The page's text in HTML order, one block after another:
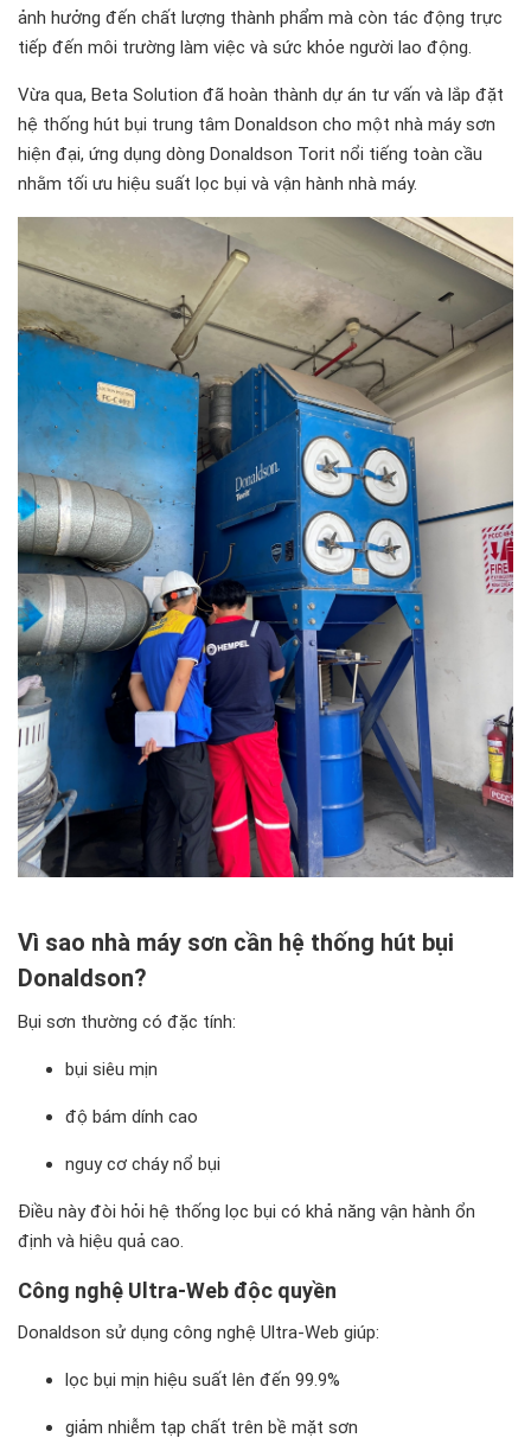
ảnh hưởng đến chất lượng thành phẩm mà còn tác động trực
tiếp đến môi trường làm việc và sức khỏe người lao động.
Vừa qua, Beta Solution đã hoàn thành dự án tư vấn và lắp đặt
hệ thống hút bụi trung tâm Donaldson cho một nhà máy sơn
hiện đại, ứng dụng dòng Donaldson Torit nổi tiếng toàn cầu
nhằm tối ưu hiệu suất lọc bụi và vận hành nhà máy.
Vì sao nhà máy sơn cần hệ thống hút bụi
Donaldson?
Bụi sơn thường có đặc tính:
bụi siêu mịn
độ bám dính cao
nguy cơ cháy nổ bụi
Điều này đòi hỏi hệ thống lọc bụi có khả năng vận hành ổn
định và hiệu quả cao.
Công nghệ Ultra-Web độc quyền
Donaldson sử dụng công nghệ Ultra-Web giúp:
lọc bụi mịn hiệu suất lên đến 99.9%
giảm nhiễm tạp chất trên bề mặt sơn